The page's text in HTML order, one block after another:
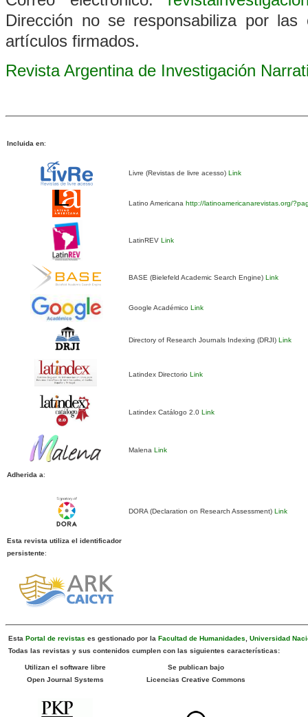
Dirección no se responsabiliza por las
artículos firmados.
Revista Argentina de Investigación
Incluida en:
Livre (Revistas de livre acesso) Link
Latino Americana http://latinoamericanarevistas.org/
LatinREV Link
BASE (Bielefeld Academic Search Engine) Link
Google Académico Link
Directory of Research Journals Indexing (DRJI) Link
Latindex Directorio Link
Latindex Catálogo 2.0 Link
Malena Link
Adherida a:
DORA (Declaration on Research Assessment) Link
Esta revista utiliza el identificador
persistente:
Esta Portal de revistas es gestionado por la Facultad de Humanidades
Universidad
Todas las revistas y sus contenidos cumplen con las siguientes características:
Utilizan el software libre
Open Journal Systems
Se publican bajo
Licencias Creative Commons